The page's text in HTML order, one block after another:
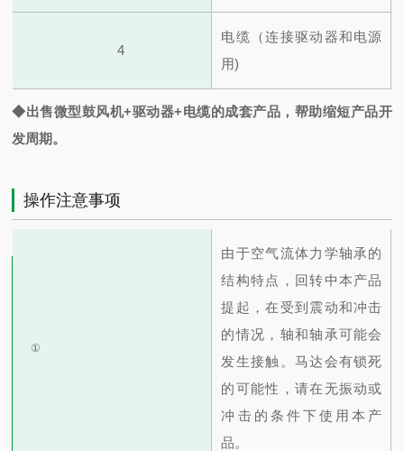
4
电缆（连接驱动器和电源
用)
◆出售微型鼓风机+驱动器+电缆的成套产品，帮助缩短产品开
发周期。
操作注意事项
①
由于空气流体力学轴承的
结构特点，回转中本产品
提起，在受到震动和冲击
的情况，轴和轴承可能会
发生接触。马达会有锁死
的可能性，请在无振动或
冲击的条件下使用本产
品。